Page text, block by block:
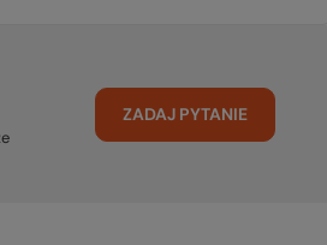
ZADAJ PYTANIE